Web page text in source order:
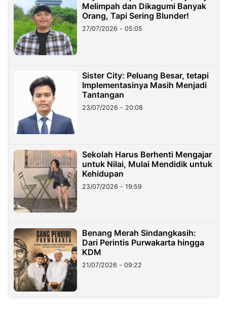
Melimpah dan Dikagumi Banyak
Orang, Tapi Sering Blunder!
27/07/2026 - 05:05
Sister City: Peluang Besar, tetapi
Implementasinya Masih Menjadi
Tantangan
23/07/2026 - 20:08
Sekolah Harus Berhenti Mengajar
untuk Nilai, Mulai Mendidik untuk
Kehidupan
23/07/2026 - 19:59
Benang Merah Sindangkasih:
Dari Perintis Purwakarta hingga
KDM
21/07/2026 - 09:22